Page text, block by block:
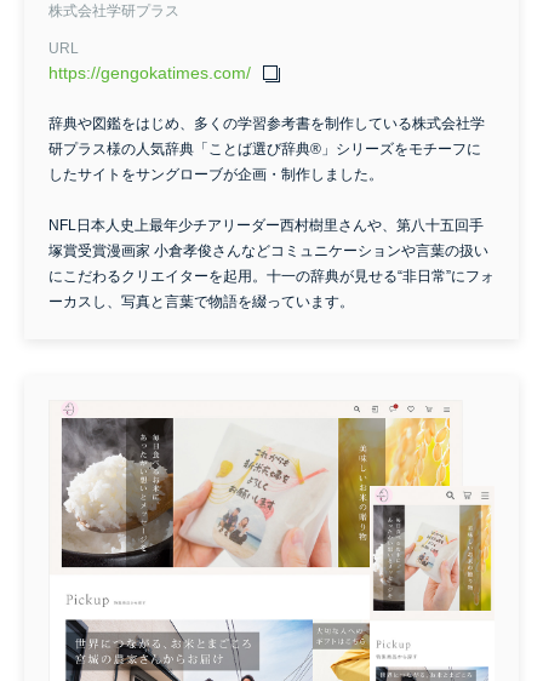
株式会社学研プラス
URL
https://gengokatimes.com/
辞典や図鑑をはじめ、多くの学習参考書を制作している株式会社学
研プラス様の人気辞典「ことば選び辞典®」シリーズをモチーフに
したサイトをサングローブが企画・制作しました。
NFL日本人史上最年少チアリーダー西村樹里さんや、第八十五回手
塚賞受賞漫画家 小倉孝俊さんなどコミュニケーションや言葉の扱い
にこだわるクリエイターを起用。十一の辞典が見せる“非日常”にフォ
ーカスし、写真と言葉で物語を綴っています。